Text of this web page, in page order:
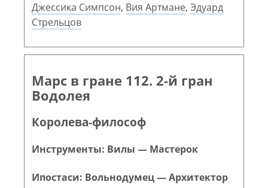
Джессика Симпсон, Вия Артмане, Эдуард
Стрельцов
Марс в гране 112. 2-й гран
Водолея
Королева-философ
Инструменты: Вилы — Мастерок
Ипостаси: Вольнодумец — Архитектор